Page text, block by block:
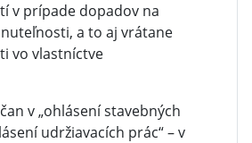
v prípade dopadov na
a to aj vrátane
vo vlastníctve
v „ohlásení stavebných
udržiavacích prác“ – v